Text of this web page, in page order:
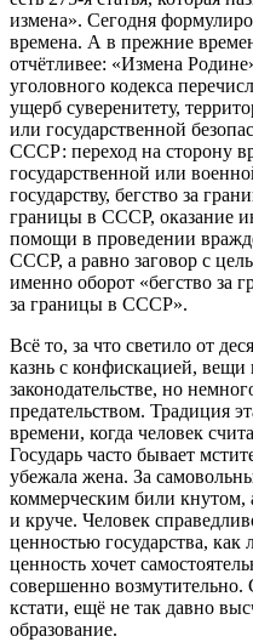
измена». Сегодня
времена. А в прежние
отчётливее: «Измена
уголовного кодекса
ущерб суверенитету,
или государственной
СССР: переход на сторону
государственной или
государству, бегство за
границы в СССР, оказание
помощи в проведении
СССР, а равно заговор с
именно оборот «бегство за
за границы в СССР».
Всё то, за что светило от
казнь с конфискацией,
законодательстве, но
предательством. Традиция
времени, когда человек
Государь часто бывает
убежала жена. За
коммерческим били кнутом,
и круче. Человек
ценностью государства, как
ценность хочет
совершенно возмутительно.
кстати, ещё не так давно
образование.